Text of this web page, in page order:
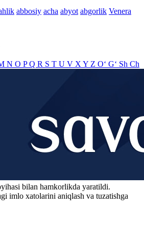
abbosiy acha abyot abgorlik Venera
N O PQ R S T U V X Y Z O‘ G‘ Sh Ch
bilan hamkorlikda yaratildi.
imlo xatolarini aniqlash va tuzatishga